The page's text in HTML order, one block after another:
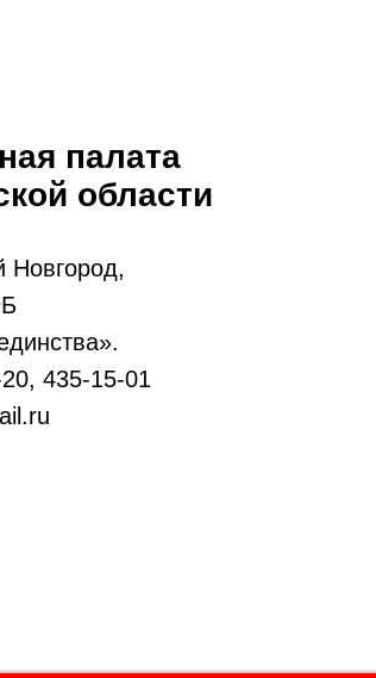
палата
области
Новгород,
435-15-01